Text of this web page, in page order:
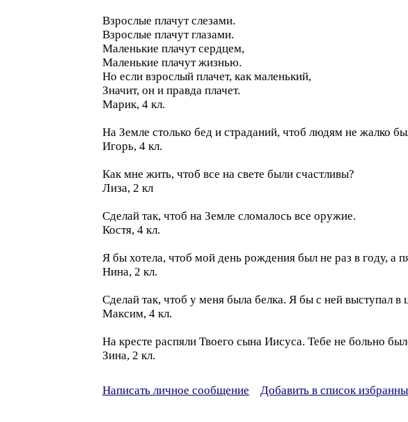
Взрослые плачут слезами.
Взрослые плачут глазами.
Маленькие плачут сердцем,
Маленькие плачут жизнью.
Но если взрослый плачет, как маленький,
Значит, он и правда плачет.
Марик, 4 кл.
На Земле столько бед и страданий, чтоб людям не жалко
Игорь, 4 кл.
Как мне жить, чтоб все на свете были счастливы?
Лиза, 2 кл
Сделай так, чтоб на Земле сломалось все оружие.
Костя, 4 кл.
Я бы хотела, чтоб мой день рождения был не раз в году, а
Нина, 2 кл.
Сделай так, чтоб у меня была белка. Я бы с ней выступал в
Максим, 4 кл.
На кресте распяли Твоего сына Иисуса. Тебе не больно
Зина, 2 кл.
Написать личное сообщение Добавить в список